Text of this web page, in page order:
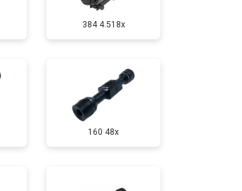
384 4.518x
160 48x